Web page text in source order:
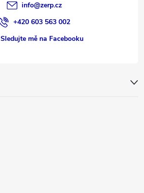
info@zerp.cz
+420 603 563 002
Sledujte mě na Facebooku